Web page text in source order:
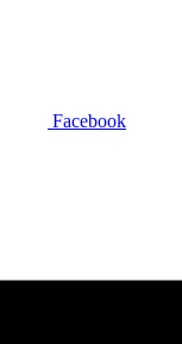
Facebook